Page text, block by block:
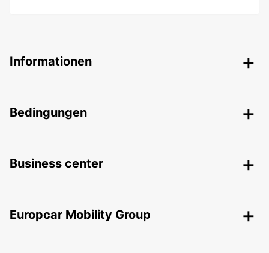
Informationen
Bedingungen
Business center
Europcar Mobility Group